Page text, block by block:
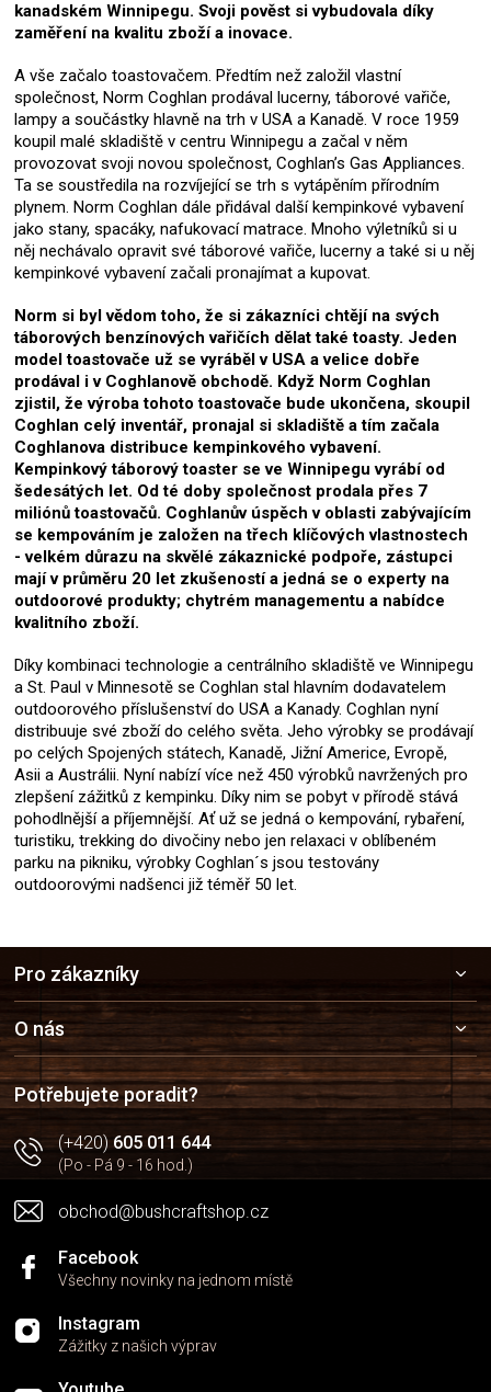
kanadském Winnipegu. Svoji pověst si vybudovala díky
zaměření na kvalitu zboží a inovace.
A vše začalo toastovačem. Předtím než založil vlastní
společnost, Norm Coghlan prodával lucerny, táborové vařiče,
lampy a součástky hlavně na trh v USA a Kanadě. V roce 1959
koupil malé skladiště v centru Winnipegu a začal v něm
provozovat svoji novou společnost, Coghlan’s Gas Appliances.
Ta se soustředila na rozvíjející se trh s vytápěním přírodním
plynem. Norm Coghlan dále přidával další kempinkové vybavení
jako stany, spacáky, nafukovací matrace. Mnoho výletníků si u
něj nechávalo opravit své táborové vařiče, lucerny a také si u něj
kempinkové vybavení začali pronajímat a kupovat.
Norm si byl vědom toho, že si zákazníci chtějí na svých
táborových benzínových vařičích dělat také toasty. Jeden
model toastovače už se vyráběl v USA a velice dobře
prodával i v Coghlanově obchodě. Když Norm Coghlan
zjistil, že výroba tohoto toastovače bude ukončena, skoupil
Coghlan celý inventář, pronajal si skladiště a tím začala
Coghlanova distribuce kempinkového vybavení.
Kempinkový táborový toaster se ve Winnipegu vyrábí od
šedesátých let. Od té doby společnost prodala přes 7
miliónů toastovačů. Coghlanův úspěch v oblasti zabývajícím
se kempováním je založen na třech klíčových vlastnostech
- velkém důrazu na skvělé zákaznické podpoře, zástupci
mají v průměru 20 let zkušeností a jedná se o experty na
outdoorové produkty; chytrém managementu a nabídce
kvalitního zboží.
Díky kombinaci technologie a centrálního skladiště ve Winnipegu
a St. Paul v Minnesotě se Coghlan stal hlavním dodavatelem
outdoorového příslušenství do USA a Kanady. Coghlan nyní
distribuuje své zboží do celého světa. Jeho výrobky se prodávají
po celých Spojených státech, Kanadě, Jižní Americe, Evropě,
Asii a Austrálii. Nyní nabízí více než 450 výrobků navržených pro
zlepšení zážitků z kempinku. Díky nim se pobyt v přírodě stává
pohodlnější a příjemnější. Ať už se jedná o kempování, rybaření,
turistiku, trekking do divočiny nebo jen relaxaci v oblíbeném
parku na pikniku, výrobky Coghlan´s jsou testovány
outdoorovými nadšenci již téměř 50 let.
a
t
í
Pro zákazníky
O nás
Potřebujete poradit?
(+420)605 011 644
(Po - Pá 9 - 16 hod.)
obchod@bushcraftshop.cz
Facebook
Všechny novinky na jednom místě
Instagram
Zážitky z našich výprav